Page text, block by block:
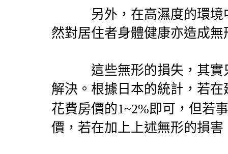
另外，在高濕度的環境中
然對居住者身體健康亦造成無
這些無形的損失，其實只
解決。根據日本的統計，若
花費房價的1~2%即可，但若
價，若在加上上述無形的損